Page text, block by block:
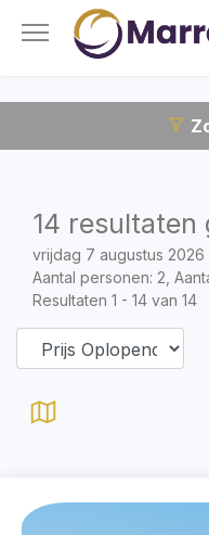
14 resultaten
vrijdag 7 augustus
Aantal personen: 2,
Resultaten 1 - 14 van 14